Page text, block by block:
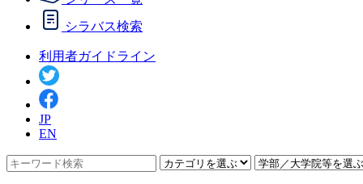
シラバス検索
利用者ガイドライン
JP
EN